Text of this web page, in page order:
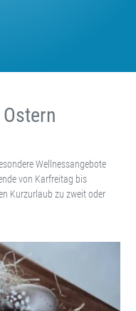
Wellnessangebote
von Karfreitag bis
Kurzurlaub zu zweit oder